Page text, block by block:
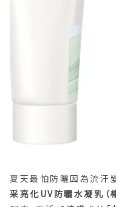
夏天最怕防曬因為流汗
采亮化UV防曬水凝乳（